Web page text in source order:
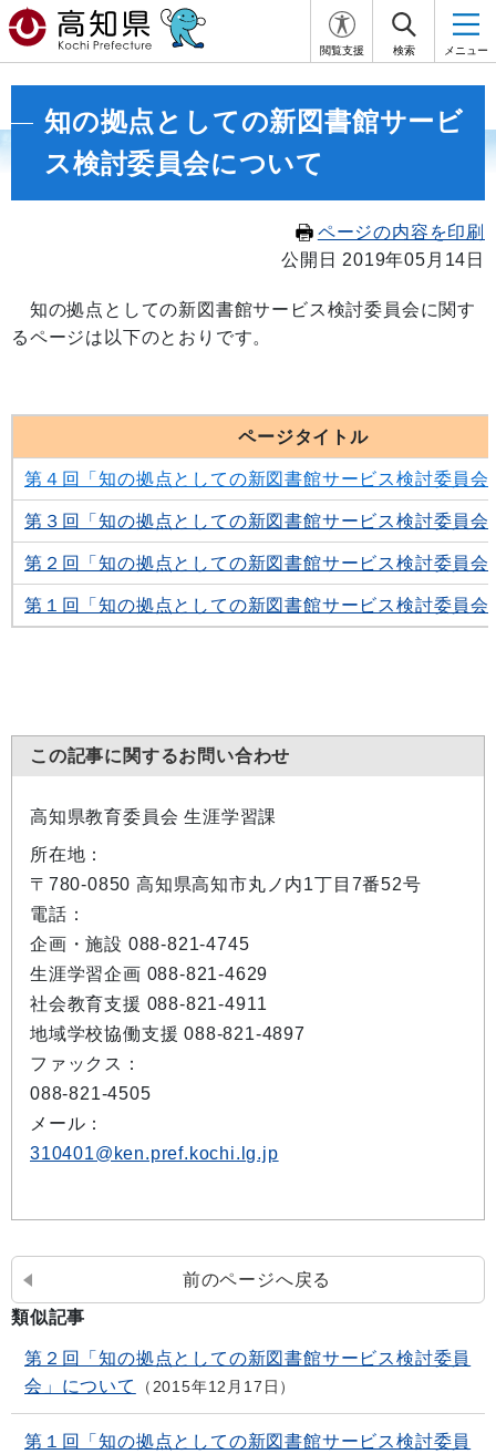
閲覧支援 検索 メニュー
知の拠点としての新図書館サービ
ス検討委員会について
ページの内容を印刷
公開日 2019年05月14日
知の拠点としての新図書館サービス検討委員会に関す
るページは以下のとおりです。
ページタイトル
第４回「知の拠点としての新図書館サービス検討委員会
第３回「知の拠点としての新図書館サービス検討委員会
第２回「知の拠点としての新図書館サービス検討委員会
第１回「知の拠点としての新図書館サービス検討委員会
この記事に関するお問い合わせ
高知県教育委員会 生涯学習課
所在地：
〒780-0850 高知県高知市丸ノ内1丁目7番52号
電話：
企画・施設 088-821-4745
生涯学習企画 088-821-4629
社会教育支援 088-821-4911
地域学校協働支援 088-821-4897
ファックス：
088-821-4505
メール：
310401@ken.pref.kochi.lg.jp
前のページへ戻る
類似記事
第２回「知の拠点としての新図書館サービス検討委員
会」について
2015年12月17日
第１回「知の拠点としての新図書館サービス検討委員